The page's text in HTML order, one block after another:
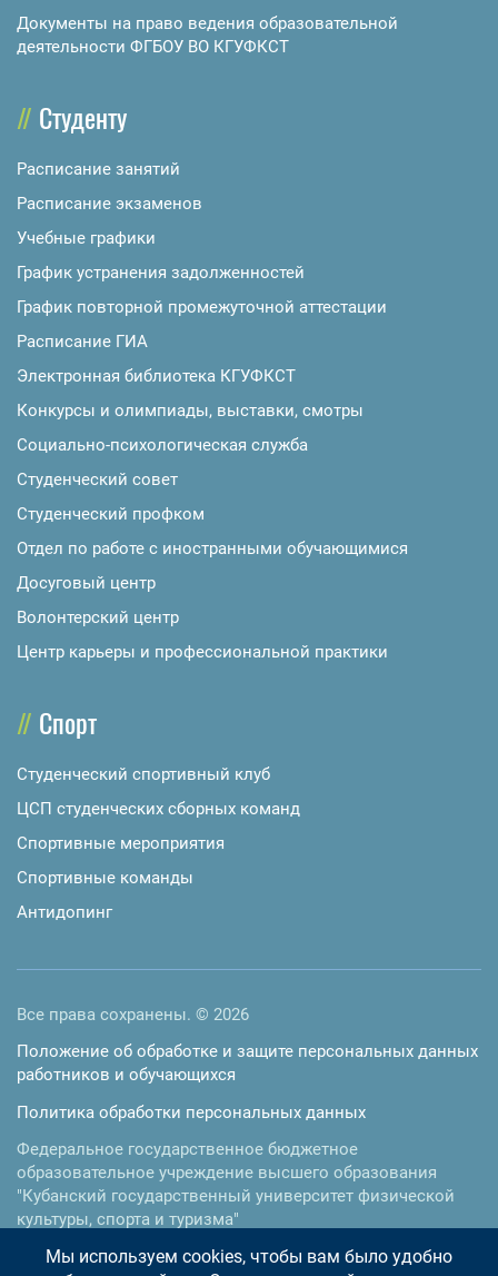
Документы на право ведения образовательной
деятельности ФГБОУ ВО КГУФКСТ
Студенту
Расписание занятий
Расписание экзаменов
Учебные графики
График устранения задолженностей
График повторной промежуточной аттестации
Расписание ГИА
Электронная библиотека КГУФКСТ
Конкурсы и олимпиады, выставки, смотры
Социально-психологическая служба
Студенческий совет
Студенческий профком
Отдел по работе с иностранными обучающимися
Досуговый центр
Волонтерский центр
Центр карьеры и профессиональной практики
Спорт
Студенческий спортивный клуб
ЦСП студенческих сборных команд
Спортивные мероприятия
Спортивные команды
Антидопинг
Все права сохранены. © 2026
Положение об обработке и защите персональных данных
работников и обучающихся
Политика обработки персональных данных
Федеральное государственное бюджетное
образовательное учреждение высшего образования
"Кубанский государственный университет физической
культуры, спорта и туризма"
350015, г. Краснодар ,ул.им. Буденного, 161
Мы используем cookies, чтобы вам было удобно